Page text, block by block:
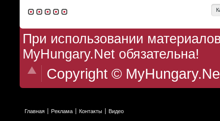
При использовании
MyHungary.Net обязательна!
Copyright ©
Главная Реклама Контакты Видео